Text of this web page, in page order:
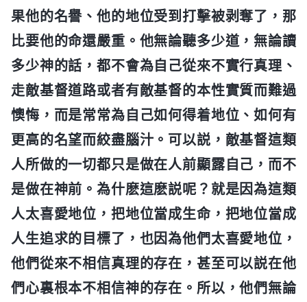
果他的名譽、他的地位受到打擊被剥奪了，那
比要他的命還嚴重。他無論聽多少道，無論讀
多少神的話，都不會為自己從來不實行真理、
走敵基督道路或者有敵基督的本性實質而難過
懊悔，而是常常為自己如何得着地位、如何有
更高的名望而絞盡腦汁。可以説，敵基督這類
人所做的一切都只是做在人前顯露自己，而不
是做在神前。為什麽這麽説呢？就是因為這類
人太喜愛地位，把地位當成生命，把地位當成
人生追求的目標了，也因為他們太喜愛地位，
他們從來不相信真理的存在，甚至可以説在他
們心裏根本不相信神的存在。所以，他們無論